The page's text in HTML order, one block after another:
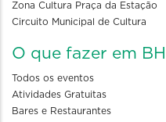
Zona Cultura Praça da Estação
Circuito Municipal de Cultura
O que fazer em BH
Todos os eventos
Atividades Gratuitas
Bares e Restaurantes